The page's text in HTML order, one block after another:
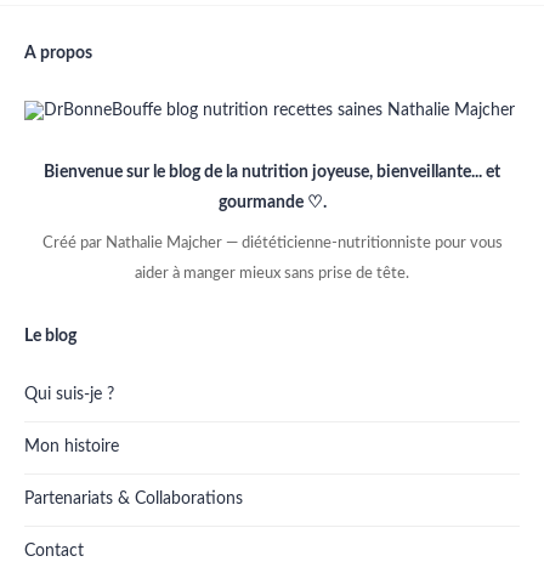
A propos
Bienvenue sur le blog de la nutrition joyeuse, bienveillante... et
gourmande ♡.
Créé par Nathalie Majcher — diététicienne-nutritionniste pour vous
aider à manger mieux sans prise de tête.
Le blog
Qui suis-je ?
Mon histoire
Partenariats & Collaborations
Contact